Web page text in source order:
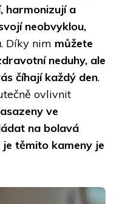
harmonizují a
neobvyklou,
. Díky nim můžete
neduhy, ale
číhají každý den.
ovlivnit
ve
na bolavá
těmito kameny je